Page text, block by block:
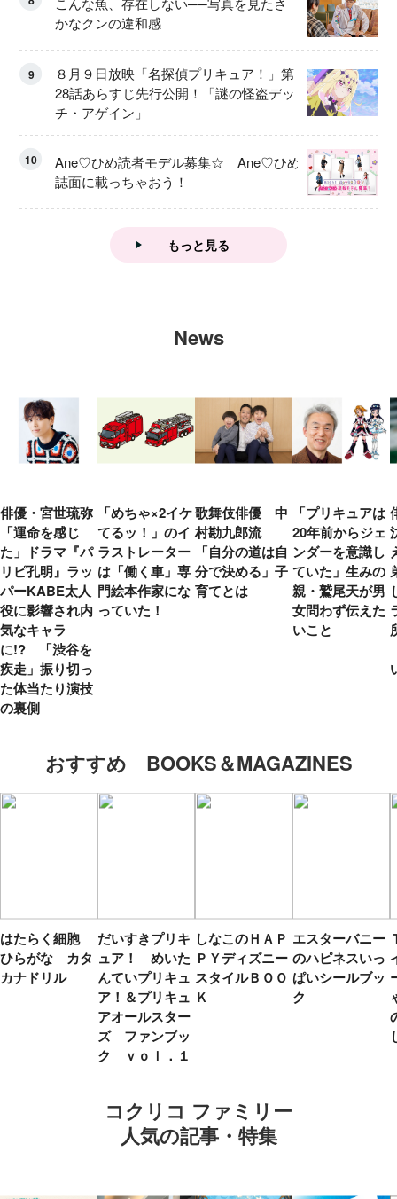
かなクンの違和感
9
８月９日放映「名探偵プリキュア！」第
28話あらすじ先行公開！「謎の怪盗デッ
チ・アゲイン」
10
Ane♡ひめ読者モデル募集☆ Ane♡ひめ
誌面に載っちゃおう！
もっと見る
News
俳優・宮世琉弥
「運命を感じ
た」ドラマ『パ
リピ孔明』ラッ
パーKABE太人
役に影響され内
気なキャラ
に!? 「渋谷を
疾走」振り切っ
た体当たり演技
の裏側
「めちゃ×2イケ
てるッ！」のイ
ラストレーター
は「働く車」専
門絵本作家にな
っていた！
歌舞伎俳優 中
村勘九郎流
「自分の道は自
分で決める」子
育てとは
「プリキュアは
20年前からジェ
ンダーを意識し
ていた」生みの
親・鷲尾天が男
女問わず伝えた
いこと
おすすめ BOOKS＆MAGAZINES
はたらく細胞
ひらがな カタ
カナドリル
だいすきプリキ
ュア！ めいた
んていプリキュ
ア！＆プリキュ
アオールスター
ズ ファンブッ
ク ｖｏｌ．１
しなこのＨＡＰ
ＰＹディズニー
スタイルＢＯＯ
Ｋ
エスターバニー
のハピネスいっ
ぱいシールブッ
ク
コクリコ ファミリー
人気の記事・特集